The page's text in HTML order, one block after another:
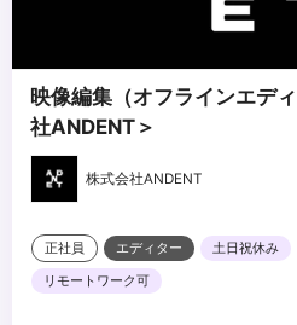
映像編集（オフラインエデ
社ANDENT＞
株式会社ANDENT
正社員 エディター 土日祝休み
リモートワーク可